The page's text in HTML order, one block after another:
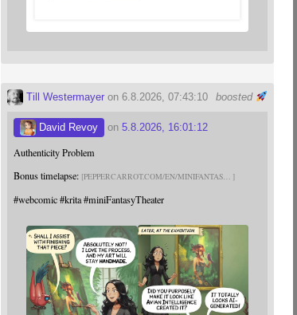
boosted
Till Westermayer on 6.8.2026, 07:43:10
David Revoy on5.8.2026, 16:01:12
Authenticity Problem
Bonus timelapse: PEPPERCARROT.COM/EN/MINIFANTAS
#webcomic #krita#miniFantasyTheater